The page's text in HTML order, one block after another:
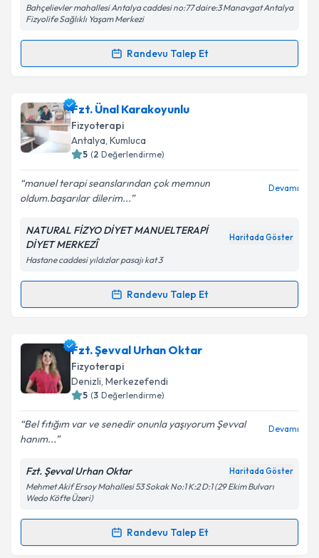
Kişisel verilerimin işlenmesine ilişkinAydınlatma
'ni okudum ve kişisel verilerimin belirtilen
kapsamda işlenmesini kabul ediyorum.
Takvim Talebini Gönder
Bahçelievler mahallesi Antalya caddesi no:77 daire:3 Manavgat Antalya
Fizyolife Sağlıklı Yaşam Merkezi
Randevu Talep Et
Randevu Takvimi Talebi
Fzt. İrem Özer için randevu takvimi talebi oluşturun.
Size bu uzmandan randevu almanız için bir takvim
hazırlandığında e-posta ile bilgilendireceğiz.
Kişisel verilerimin işlenmesine ilişkin
Aydınlatma
Metni'ni okudum ve kişisel verilerimin belirtilen
kapsamda işlenmesini kabul ediyorum.
Takvim Talebini Gönder
Fzt. Ünal Karakoyunlu
Fizyoterapi
Antalya, Kumluca
5 (2 Değerlendirme)
manuel terapi seanslarından çok memnun
oldum.başarılar dilerim...
Devamı
NATURAL FİZYO DİYET MANUELTERAPİ
DİYET MERKEZÎ
Haritada Göster
Hastane caddesi yıldızlar pasajı kat 3
Randevu Talep Et
Randevu Takvimi Talebi
Fzt. Ünal Karakoyunluiçin randevu takvimi talebi
oluşturun. Size bu uzmandan randevu almanız için bir
takvim hazırlandığında e-posta ile bilgilendireceğiz.
Kişisel verilerimin işlenmesine ilişkin
Aydınlatma
Metni'ni okudum ve kişisel verilerimin belirtilen
kapsamda işlenmesini kabul ediyorum.
Takvim Talebini Gönder
Fzt. Şevval Urhan Oktar
Fizyoterapi
Denizli, Merkezefendi
5 (3 Değerlendirme)
Bel fıtığım var ve senedir onunla yaşıyorum Şevval
hanım...
Devamı
Fzt. Şevval Urhan Oktar Haritada Göster
Mehmet Akif Ersoy Mahallesi 53 Sokak No:1 K:2 D:1 (29 Ekim Bulvarı
Wedo Köfte Üzeri)
Randevu Talep Et
Randevu Takvimi Talebi